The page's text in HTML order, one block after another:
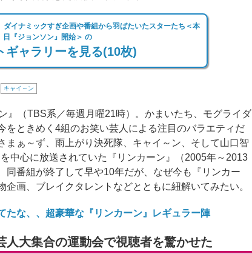
イナミックすぎ企画や番組から羽ばたいたスターたち＜本
日『ジョンソン』開始＞ の
ギャラリーを見る(10枚)
キャイ～ン
（TBS系／毎週月曜21時）。かまいたち、モグライダ
をときめく4組のお笑い芸人による注目のバラエティだ
まぁ～ず、雨上がり決死隊、キャイ～ン、そして山口智
中心に放送されていた『リンカーン』（2005年～2013
同番組が終了して早や10年だが、なぜ今も『リンカー
画、ブレイクタレントなどとともに紐解いてみたい。
たな、、超豪華な『リンカーン』レギュラー陣
人大集合の運動会で視聴者を驚かせた